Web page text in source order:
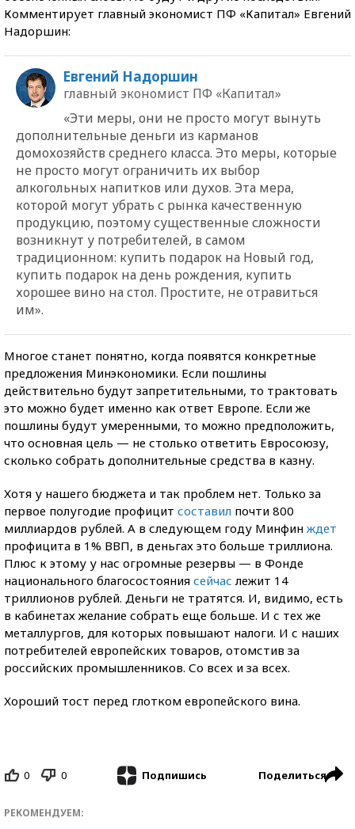
Комментирует главный экономист ПФ «Капитал» Евгений
Надоршин:
Евгений Надоршин
главный экономист ПФ «Капитал»
«Эти меры, они не просто могут вынуть
дополнительные деньги из карманов
домохозяйств среднего класса. Это меры, которые
не просто могут ограничить их выбор
алкогольных напитков или духов. Эта мера,
которой могут убрать с рынка качественную
продукцию, поэтому существенные сложности
возникнут у потребителей, в самом
традиционном: купить подарок на Новый год,
купить подарок на день рождения, купить
хорошее вино на стол. Простите, не отравиться
им».
Многое станет понятно, когда появятся конкретные
предложения Минэкономики. Если пошлины
действительно будут запретительными, то трактовать
это можно будет именно как ответ Европе. Если же
пошлины будут умеренными, то можно предположить,
что основная цель — не столько ответить Евросоюзу,
сколько собрать дополнительные средства в казну.
Хотя у нашего бюджета и так проблем нет. Только за
первое полугодие профицит составил почти 800
миллиардов рублей. А в следующем году Минфин ждет
профицита в 1% ВВП, в деньгах это больше триллиона.
Плюс к этому у нас огромные резервы — в Фонде
национального благосостояния сейчас лежит 14
триллионов рублей. Деньги не тратятся. И, видимо, есть
в кабинетах желание собрать еще больше. И с тех же
металлургов, для которых повышают налоги. И с наших
потребителей европейских товаров, отомстив за
российских промышленников. Со всех и за всех.
Хороший тост перед глотком европейского вина.
0 0 Подпишись Поделиться
РЕКОМЕНДУЕМ: